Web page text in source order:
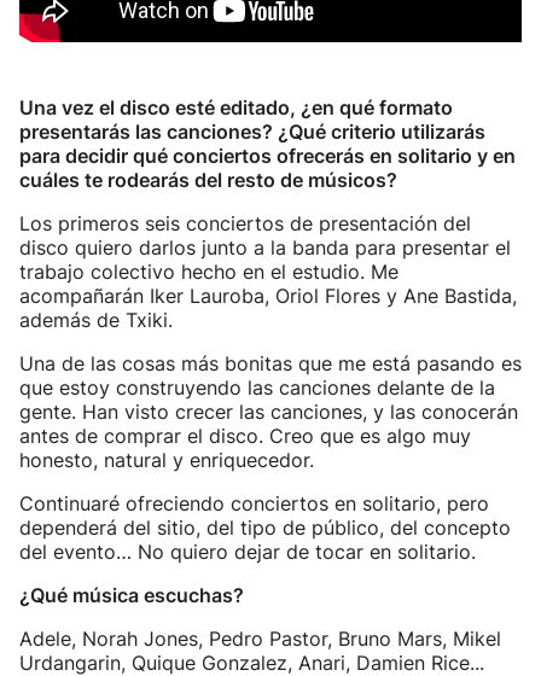
Una vez el disco esté editado, ¿en qué formato
presentarás las canciones? ¿Qué criterio utilizarás
para decidir qué conciertos ofrecerás en solitario y en
cuáles te rodearás del resto de músicos?
Los primeros seis conciertos de presentación del
disco quiero darlos junto a la banda para presentar el
trabajo colectivo hecho en el estudio. Me
acompañarán Iker Lauroba, Oriol Flores y Ane Bastida,
además de Txiki.
Una de las cosas más bonitas que me está pasando es
que estoy construyendo las canciones delante de la
gente. Han visto crecer las canciones, y las conocerán
antes de comprar el disco. Creo que es algo muy
honesto, natural y enriquecedor.
Continuaré ofreciendo conciertos en solitario, pero
dependerá del sitio, del tipo de público, del concepto
del evento… No quiero dejar de tocar en solitario.
¿Qué música escuchas?
Adele, Norah Jones, Pedro Pastor, Bruno Mars, Mikel
Urdangarin, Quique Gonzalez, Anari, Damien Rice...